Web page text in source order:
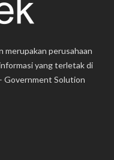
merupakan perusahaan
yang terletak di
Government Solution